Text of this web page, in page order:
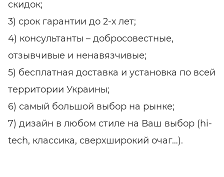
скидок;
3) срок гарантии до 2-х лет;
4) консультанты – добросовестные,
отзывчивые и ненавязчивые;
5) бесплатная доставка и установка по всей
территории Украины;
6) самый большой выбор на рынке;
7) дизайн в любом стиле на Ваш выбор (hi-
tech, классика, сверхширокий очаг…).